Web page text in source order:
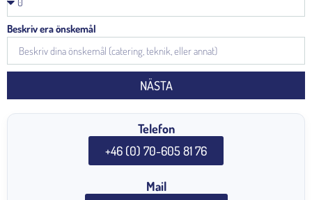
Beskriv era önskemål
NÄSTA
Telefon
+46 (0) 70-605 81 76
Mail